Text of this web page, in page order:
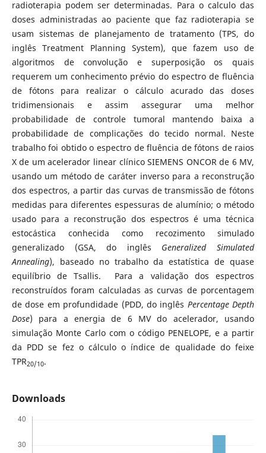
radioterapia podem ser determinadas. Para o calculo das
doses administradas ao paciente que faz radioterapia se
usam sistemas de planejamento de tratamento (TPS, do
inglês Treatment Planning System), que fazem uso de
algoritmos de convolução e superposição os quais
requerem um conhecimento prévio do espectro de fluência
de fótons para realizar o cálculo acurado das doses
tridimensionais e assim assegurar uma melhor
probabilidade de controle tumoral mantendo baixa a
probabilidade de complicações do tecido normal. Neste
trabalho foi obtido o espectro de fluência de fótons de raios
X de um acelerador linear clínico SIEMENS ONCOR de 6 MV,
usando um método de caráter inverso para a reconstrução
dos espectros, a partir das curvas de transmissão de fótons
medidas para diferentes espessuras de alumínio; o método
usado para a reconstrução dos espectros é uma técnica
estocástica conhecida como recozimento simulado
generalizado (GSA, do inglês Generalized Simulated
Annealing), baseado no trabalho da estatística de quase
equilíbrio de Tsallis. Para a validação dos espectros
reconstruídos foram calculadas as curvas de porcentagem
de dose em profundidade (PDD, do inglês Percentage Depth
Dose) para a energia de 6 MV do acelerador, usando
simulação Monte Carlo com o código PENELOPE, e a partir
da PDD se fez o cálculo o índice de qualidade do feixe
TPR20/10.
Downloads